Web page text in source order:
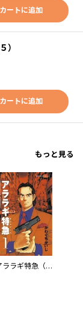
カートに追加
）
カートに追加
もっと見る
アララギ特急（エクスプレス）